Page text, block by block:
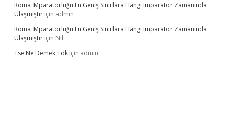
Roma İMparatorluğu En Geniş Sınırlara Hangi Imparator Zamanında
Ulaşmıştır için admin
Roma İMparatorluğu En Geniş Sınırlara Hangi Imparator Zamanında
Ulaşmıştır için Nil
Tse Ne Demek Tdk için admin